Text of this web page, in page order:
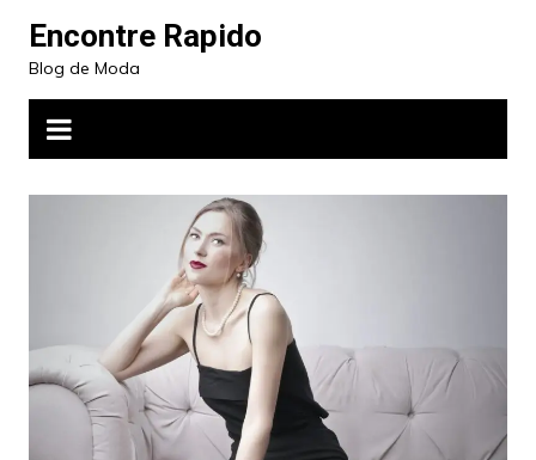
para
conteúdo
Encontre Rapido
Blog de Moda